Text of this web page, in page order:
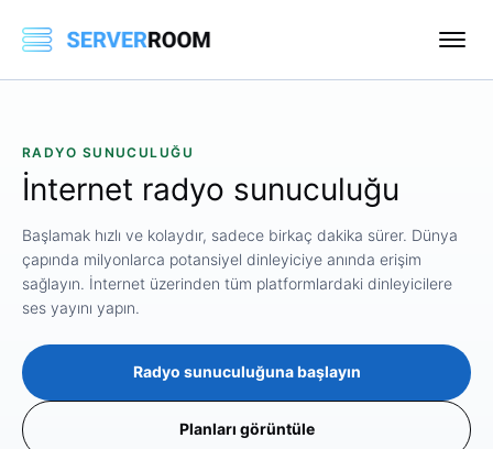
RADYO SUNUCULUĞU
İnternet radyo sunuculuğu
Başlamak hızlı ve kolaydır, sadece birkaç dakika sürer. Dünya
çapında milyonlarca potansiyel dinleyiciye anında erişim
sağlayın. İnternet üzerinden tüm platformlardaki dinleyicilere
ses yayını yapın.
Radyo sunuculuğuna başlayın
Planları görüntüle